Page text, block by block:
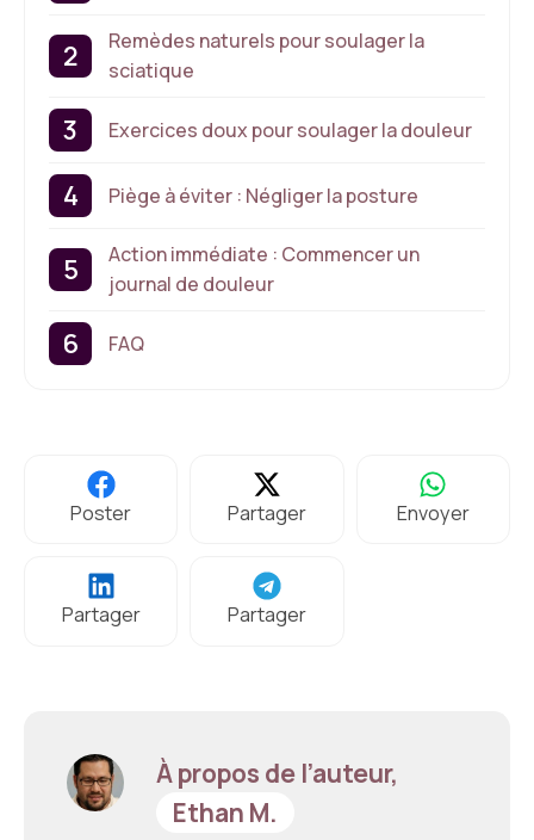
Remèdes naturels pour soulager la
sciatique
Exercices doux pour soulager la douleur
Piège à éviter : Négliger la posture
Action immédiate : Commencer un
journal de douleur
FAQ
Poster Partager Envoyer
Partager Partager
À propos de l’auteur,
Ethan M.